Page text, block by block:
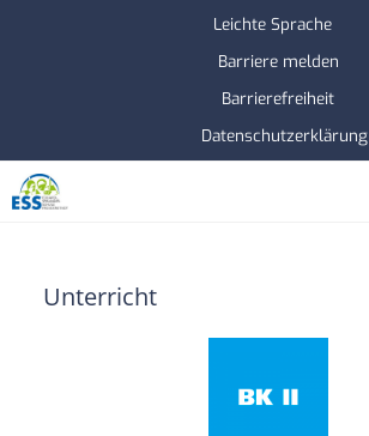
Leichte Sprache
Barriere melden
Barrierefreiheit
Datenschutzerklärung
Unterricht